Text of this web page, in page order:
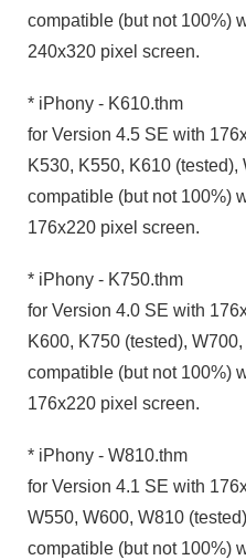
compatible (but not 100%)
240x320 pixel screen.
* iPhony - K610.thm
for Version 4.5 SE with
K530, K550, K610
compatible (but not 100%)
176x220 pixel screen.
* iPhony - K750.thm
for Version 4.0 SE with
K600, K750 (tested),
compatible (but not 100%)
176x220 pixel screen.
* iPhony - W810.thm
for Version 4.1 SE with
W550, W600, W810
compatible (but not 100%)